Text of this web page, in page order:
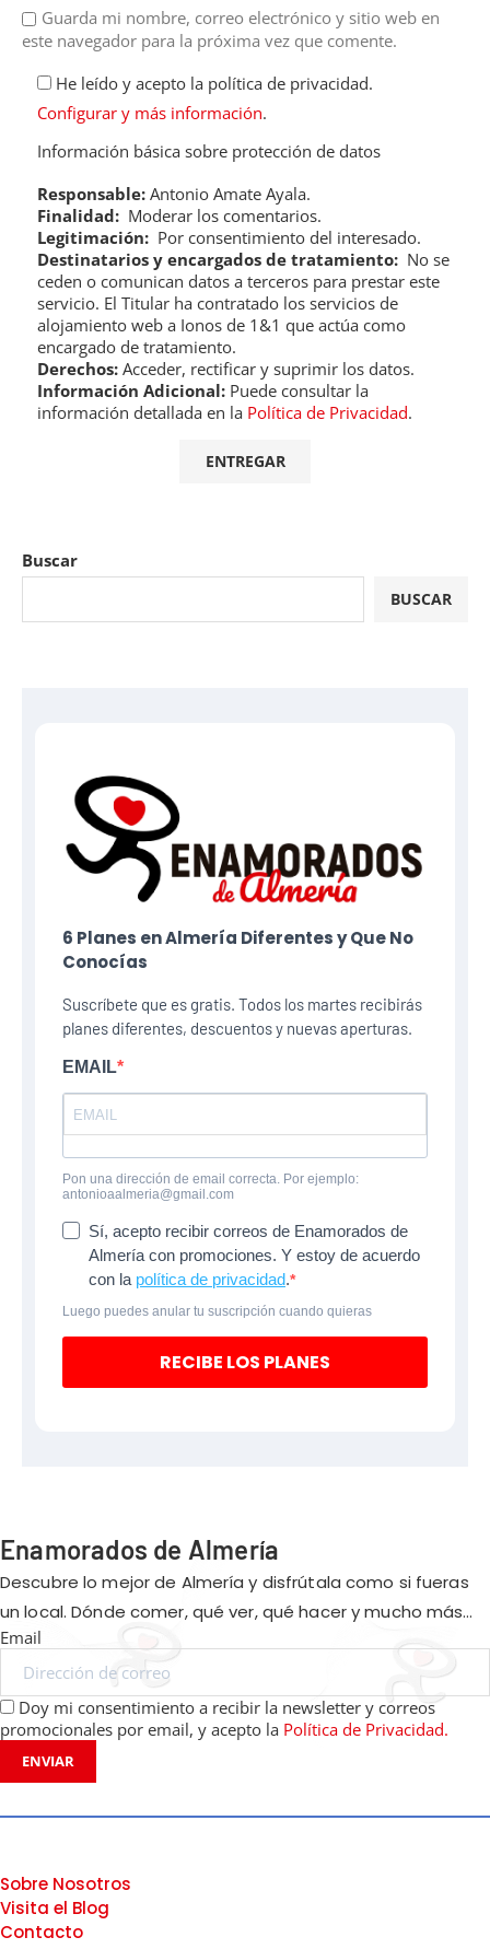
Guarda mi nombre, correo electrónico y sitio web en
este navegador para la próxima vez que comente.
He leído y acepto la política de privacidad.
Configurar y más información.
Información básica sobre protección de datos
Responsable: Antonio Amate Ayala.
Finalidad: Moderar los comentarios.
Legitimación: Por consentimiento del interesado.
Destinatarios y encargados de tratamiento: No se
ceden o comunican datos a terceros para prestar este
servicio. El Titular ha contratado los servicios de
alojamiento web a Ionos de 1&1 que actúa como
encargado de tratamiento.
Derechos: Acceder, rectificar y suprimir los datos.
Información Adicional: Puede consultar la
información detallada en la Política de Privacidad.
Buscar
BUSCAR
6 Planes​ en Almería Diferentes y Que No
Conocías
Suscríbete que es gratis. Todos los martes recibirás
planes diferentes, descuentos y nuevas aperturas.
EMAIL
Pon una dirección de email correcta. Por ejemplo:
antonioaalmeria@gmail.com
Sí, acepto recibir correos de Enamorados de
Almería con promociones. Y estoy de acuerdo
con la política de privacidad.
Luego puedes anular tu suscripción cuando quieras
RECIBE LOS PLANES
Enamorados de Almería
Descubre lo mejor de Almería y disfrútala como si fueras
un local. Dónde comer, qué ver, qué hacer y mucho más…
Email
Doy mi consentimiento a recibir la newsletter y correos
promocionales por email, y acepto la Política de Privacidad.
ENVIAR
Sobre Nosotros
Visita el Blog
Contacto